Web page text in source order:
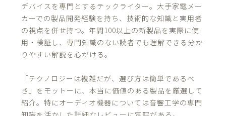
デバイスを専門とするテックライター。大手家電メー
カーでの製品開発経験を持ち、技術的な知識と実用者
の視点を併せ持つ。年間100以上の新製品を実際に使
用・検証し、専門知識のない読者でも理解できる分か
りやすい解説を心がける。
「テクノロジーは複雑だが、選び方は簡単であるべ
き」をモットーに、本当に価値のある製品を厳選して
紹介。特にオーディオ機器については音響工学の専門